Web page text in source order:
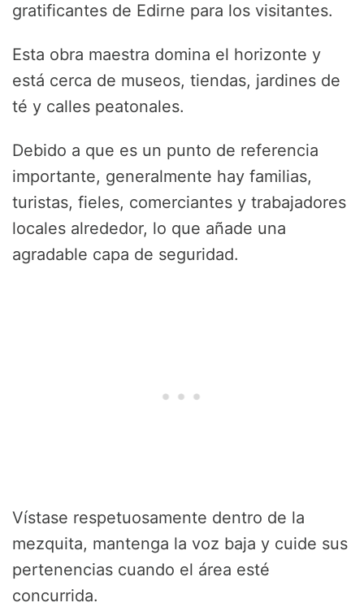
gratificantes de Edirne para los visitantes.
Esta obra maestra domina el horizonte y
está cerca de museos, tiendas, jardines de
té y calles peatonales.
Debido a que es un punto de referencia
importante, generalmente hay familias,
turistas, fieles, comerciantes y trabajadores
locales alrededor, lo que añade una
agradable capa de seguridad.
Vístase respetuosamente dentro de la
mezquita, mantenga la voz baja y cuide sus
pertenencias cuando el área esté
concurrida.